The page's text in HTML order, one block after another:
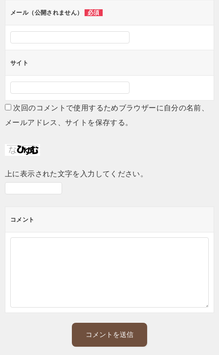
メール（公開されません） 必須
サイト
次回のコメントで使用するためブラウザーに自分の名前、
メールアドレス、サイトを保存する。
上に表示された文字を入力してください。
コメント